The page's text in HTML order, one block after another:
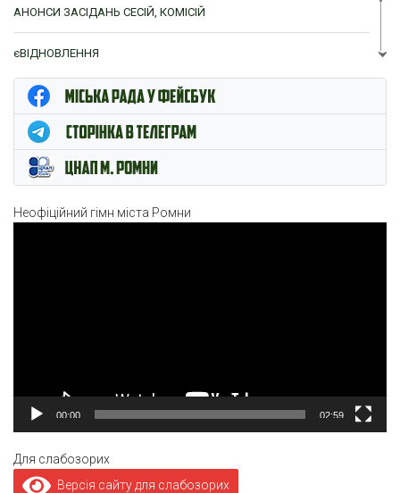
АНОНСИ ЗАСІДАНЬ СЕСІЙ, КОМІСІЙ
єВІДНОВЛЕННЯ
ЦНАП м. Ромни
Неофіційний гімн міста Ромни
00:00 02:59
Для слабозорих
Версія сайту для слабозорих